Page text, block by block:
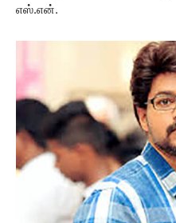
எஸ்.என்.